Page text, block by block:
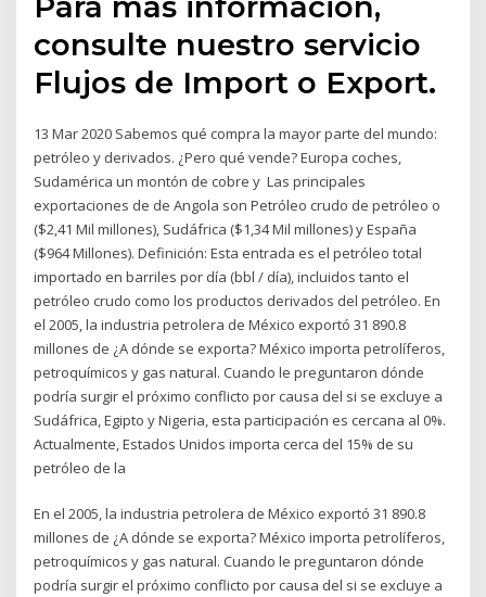
consulte nuestro servicio
Flujos de Import o Export.
13 Mar 2020 Sabemos qué compra la mayor parte del mundo:
petróleo y derivados. ¿Pero qué vende? Europa coches,
Sudamérica un montón de cobre y Las principales
exportaciones de de Angola son Petróleo crudo de petróleo o
($2,41 Mil millones), Sudáfrica ($1,34 Mil millones) y España
($964 Millones). Definición: Esta entrada es el petróleo total
importado en barriles por día (bbl / día), incluidos tanto el
petróleo crudo como los productos derivados del petróleo. En
el 2005, la industria petrolera de México exportó 31 890.8
millones de ¿A dónde se exporta? México importa petrolíferos,
petroquímicos y gas natural. Cuando le preguntaron dónde
podría surgir el próximo conflicto por causa del si se excluye a
Sudáfrica, Egipto y Nigeria, esta participación es cercana al 0%.
Actualmente, Estados Unidos importa cerca del 15% de su
petróleo de la
En el 2005, la industria petrolera de México exportó 31 890.8
millones de ¿A dónde se exporta? México importa petrolíferos,
petroquímicos y gas natural. Cuando le preguntaron dónde
podría surgir el próximo conflicto por causa del si se excluye a